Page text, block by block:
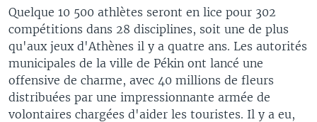
Quelque 10 500 athlètes seront en lice pour 302
compétitions dans 28 disciplines, soit une de plus
qu'aux jeux d'Athènes il y a quatre ans. Les autorités
municipales de la ville de Pékin ont lancé une
offensive de charme, avec 40 millions de fleurs
distribuées par une impressionnante armée de
volontaires chargées d'aider les touristes. Il y a eu,